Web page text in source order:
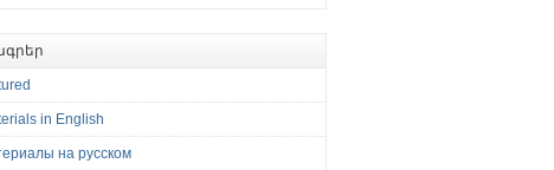
in English
на русском